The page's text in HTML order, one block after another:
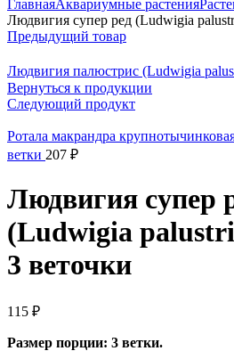
ГлавнаяАквариумные растения
Людвигия супер ред (Ludwigia
Предыдущий товар
Людвигия палюстрис (Ludwigia
Вернуться к продукции
Следующий продукт
Ротала макрандра
ветки 207 ₽
Людвигия супер
(Ludwigia
3 веточки
115 ₽
Размер порции: 3 ветки.